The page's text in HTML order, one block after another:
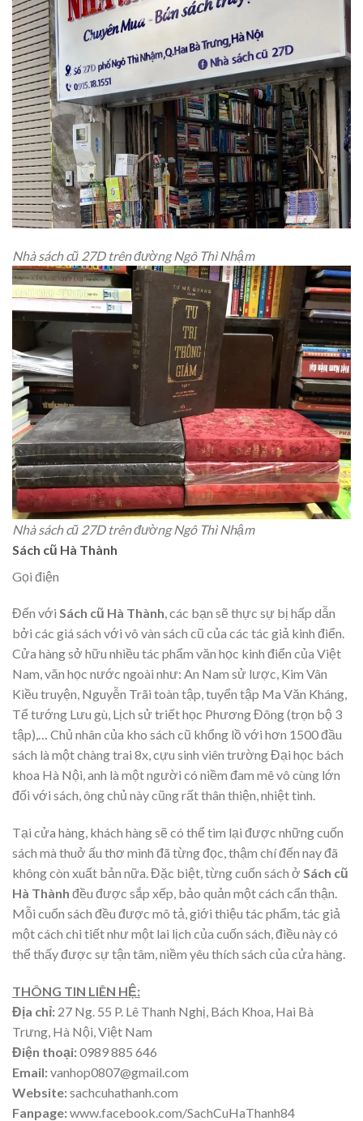
Nhà sách cũ 27D trên đường Ngô Thì Nhậm
Nhà sách cũ 27D trên đường Ngô Thì Nhậm
Sách cũ Hà Thành
Gọi điện
Đến với Sách cũ Hà Thành, các bạn sẽ thực sự bị hấp dẫn
bởi các giá sách với vô vàn sách cũ của các tác giả kinh điển.
Cửa hàng sở hữu nhiều tác phẩm văn học kinh điển của Việt
Nam, văn học nước ngoài như: An Nam sử lược, Kim Vân
Kiều truyện, Nguyễn Trãi toàn tập, tuyển tập Ma Văn Kháng,
Tể tướng Lưu gù, Lịch sử triết học Phương Đông (trọn bộ 3
tập),… Chủ nhân của kho sách cũ khổng lồ với hơn 1500 đầu
sách là một chàng trai 8x, cựu sinh viên trường Đại học bách
khoa Hà Nội, anh là một người có niềm đam mê vô cùng lớn
đối với sách, ông chủ này cũng rất thân thiện, nhiệt tình.
Tại cửa hàng, khách hàng sẽ có thể tìm lại được những cuốn
sách mà thuở ấu thơ mình đã từng đọc, thậm chí đến nay đã
không còn xuất bản nữa. Đặc biệt, từng cuốn sách ở Sách cũ
Hà Thành đều được sắp xếp, bảo quản một cách cẩn thận.
Mỗi cuốn sách đều được mô tả, giới thiệu tác phẩm, tác giả
một cách chi tiết như một lai lịch của cuốn sách, điều này có
thể thấy được sự tận tâm, niềm yêu thích sách của cửa hàng.
THÔNG TIN LIÊN HỆ:
Địa chỉ: 27 Ng. 55 P. Lê Thanh Nghị, Bách Khoa, Hai Bà
Trưng, Hà Nội, Việt Nam
Điện thoại:0989 885 646
Email:vanhop0807@gmail.com
Website:sachcuhathanh.com
Fanpage:www.facebook.com/SachCuHaThanh84